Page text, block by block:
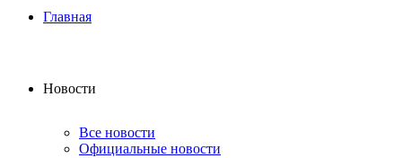
Главная
Новости
Все новости
Официальные новости